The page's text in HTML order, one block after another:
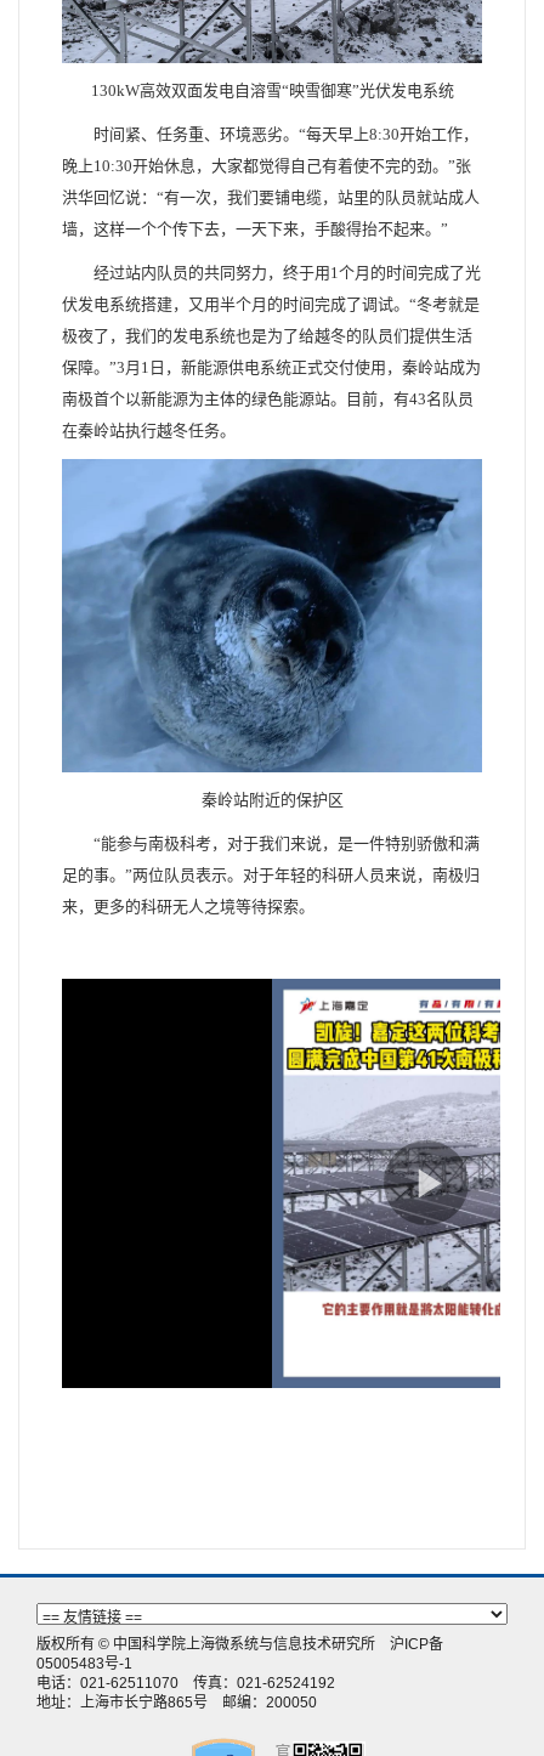
130kW高效双面发电自溶雪“映雪御寒”光伏发电系统
时间紧、任务重、环境恶劣。“每天早上8:30开始工作，
晚上10:30开始休息，大家都觉得自己有着使不完的劲。”张
洪华回忆说：“有一次，我们要铺电缆，站里的队员就站成人
墙，这样一个个传下去，一天下来，手酸得抬不起来。”
经过站内队员的共同努力，终于用1个月的时间完成了光
伏发电系统搭建，又用半个月的时间完成了调试。“冬考就是
极夜了，我们的发电系统也是为了给越冬的队员们提供生活
保障。”3月1日，新能源供电系统正式交付使用，秦岭站成为
南极首个以新能源为主体的绿色能源站。目前，有43名队员
在秦岭站执行越冬任务。
秦岭站附近的保护区
“能参与南极科考，对于我们来说，是一件特别骄傲和满
足的事。”两位队员表示。对于年轻的科研人员来说，南极归
来，更多的科研无人之境等待探索。
版权所有 © 中国科学院上海微系统与信息技术研究所 沪ICP备
05005483号-1
电话：021-62511070 传真：021-62524192
地址：上海市长宁路865号 邮编：200050